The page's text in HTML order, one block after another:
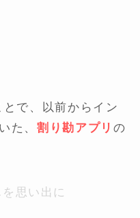
で、以前からイン
た、割り勘アプ リ の
思い出に